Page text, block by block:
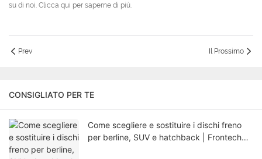
su di noi. Clicca qui per saperne di più.
Prev Il Prossimo
CONSIGLIATO PER TE
Come scegliere e sostituire i dischi freno
per berline, SUV e hatchback | Frontech